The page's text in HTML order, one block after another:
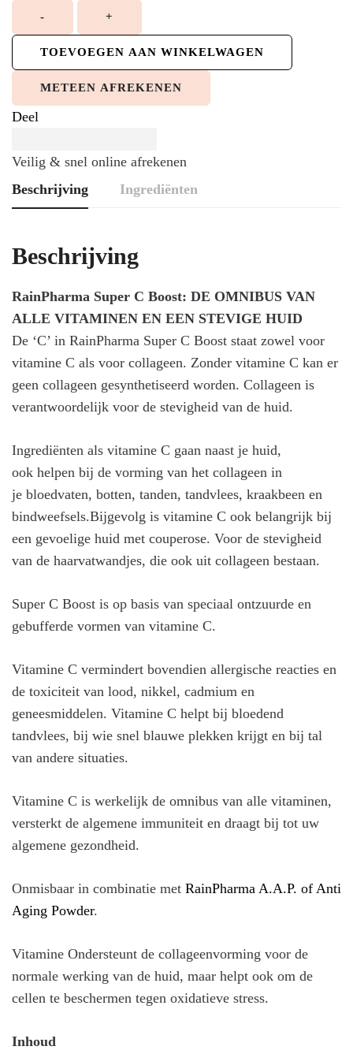
- +
TOEVOEGEN AAN WINKELWAGEN
METEEN AFREKENEN
Deel
Veilig & snel online afrekenen
Beschrijving
Ingrediënten
Beschrijving
RainPharma Super C Boost: DE OMNIBUS VAN
ALLE VITAMINEN EN EEN STEVIGE HUID
De ‘C’ in RainPharma Super C Boost staat zowel voor
vitamine C als voor collageen. Zonder vitamine C kan er
geen collageen gesynthetiseerd worden. Collageen is
verantwoordelijk voor de stevigheid van de huid.
Ingrediënten als vitamine C gaan naast je huid,
ook helpen bij de vorming van het collageen in
je bloedvaten, botten, tanden, tandvlees, kraakbeen en
bindweefsels.Bijgevolg is vitamine C ook belangrijk bij
een gevoelige huid met couperose. Voor de stevigheid
van de haarvatwandjes, die ook uit collageen bestaan.
Super C Boost is op basis van speciaal ontzuurde en
gebufferde vormen van vitamine C.
Vitamine C vermindert bovendien allergische reacties en
de toxiciteit van lood, nikkel, cadmium en
geneesmiddelen. Vitamine C helpt bij bloedend
tandvlees, bij wie snel blauwe plekken krijgt en bij tal
van andere situaties.
Vitamine C is werkelijk de omnibus van alle vitaminen,
versterkt de algemene immuniteit en draagt bij tot uw
algemene gezondheid.
Onmisbaar in combinatie met RainPharma A.A.P. of Anti
Aging Powder.
Vitamine Ondersteunt de collageenvorming voor de
normale werking van de huid, maar helpt ook om de
cellen te beschermen tegen oxidatieve stress.
Inhoud
Ingrediënten